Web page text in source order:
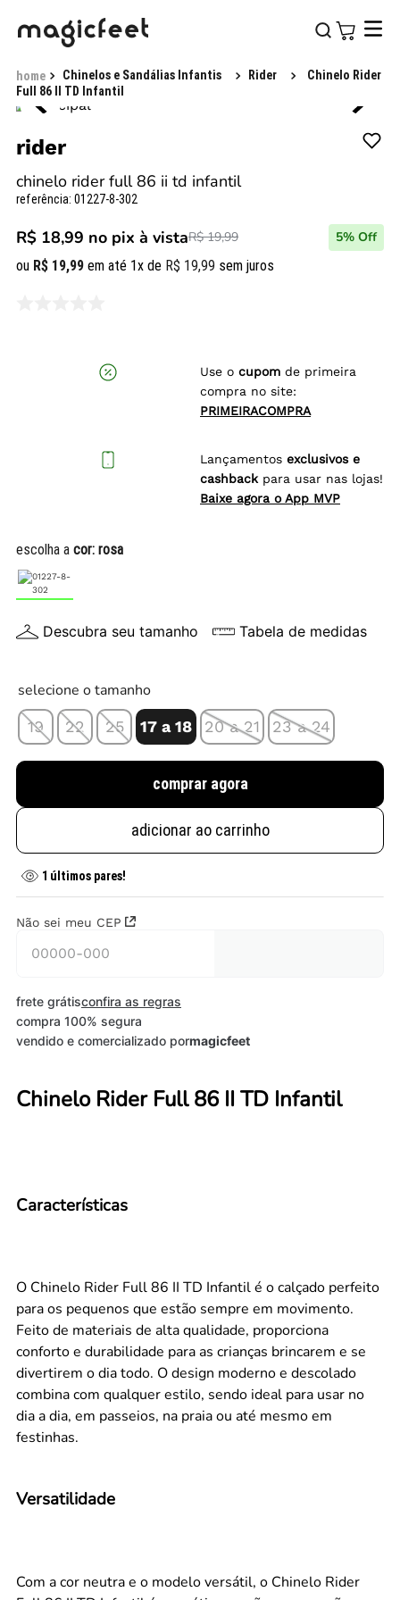
Chinelos e Sandálias Infantis Rider
Chinelo Rider
Full 86 II TD Infantil
rider
chinelo rider full 86 ii td infantil
referência: 01227-8-302
R$ 18,99 no pix à vistaR$ 19,99 5% Off
ou R$ 19,99 em até 1x de R$ 19,99 sem juros
Use o cupom de primeira
compra no site:
PRIMEIRACOMPRA
Lançamentos exclusivos e
cashback para usar nas lojas!
Baixe agora o App MVP
escolha a cor: rosa
Descubra seu tamanho Tabela de medidas
selecione o tamanho
19 22 25 17 a 18 20 a 21 23 a 24
comprar agora
adicionar ao carrinho
1 últimos pares!
Não sei meu CEP
frete grátisconfira as regras
compra 100% segura
vendido e comercializado pormagicfeet
Chinelo Rider Full 86 II TD Infantil
Características
O Chinelo Rider Full 86 II TD Infantil é o calçado perfeito
para os pequenos que estão sempre em movimento.
Feito de materiais de alta qualidade, proporciona
conforto e durabilidade para as crianças brincarem e se
divertirem o dia todo. O design moderno e descolado
combina com qualquer estilo, sendo ideal para usar no
dia a dia, em passeios, na praia ou até mesmo em
festinhas.
Versatilidade
Com a cor neutra e o modelo versátil, o Chinelo Rider